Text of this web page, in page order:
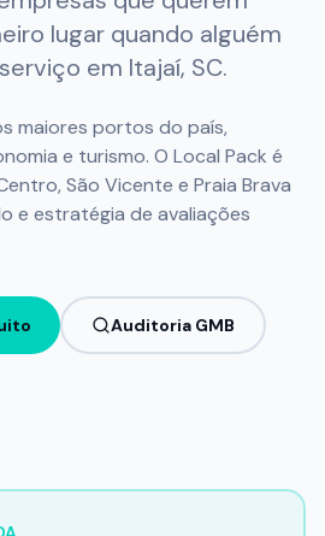
Instagram
de Perfis
Método 3C
lugar quando alguém
em Itajaí, SC.
maiores portos do país,
e turismo. O Local Pack é
São Vicente e Praia Brava
e estratégia de avaliações
Auditoria GMB